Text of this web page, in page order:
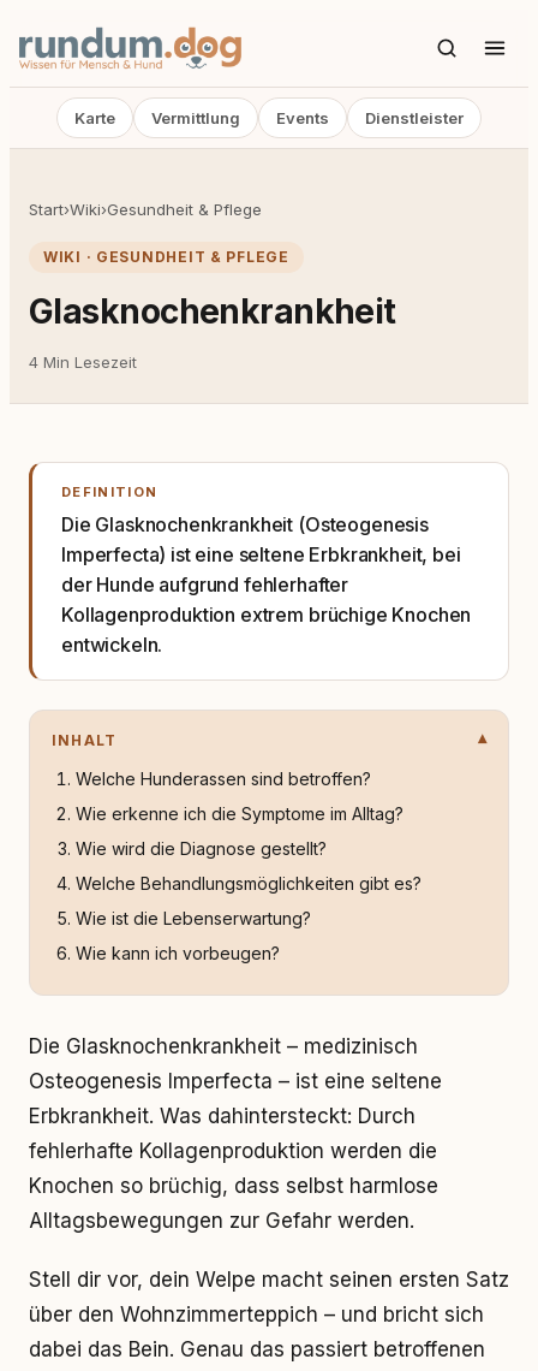
Karte Vermittlung Events Dienstleister
Start›Wiki›Gesundheit & Pflege
WIKI · GESUNDHEIT & PFLEGE
Glasknochenkrankheit
4 Min Lesezeit
DEFINITION
Die Glasknochenkrankheit (Osteogenesis
Imperfecta) ist eine seltene Erbkrankheit, bei
der Hunde aufgrund fehlerhafter
Kollagenproduktion extrem brüchige Knochen
entwickeln.
INHALT
Welche Hunderassen sind betroffen?
Wie erkenne ich die Symptome im Alltag?
Wie wird die Diagnose gestellt?
Welche Behandlungsmöglichkeiten gibt es?
Wie ist die Lebenserwartung?
Wie kann ich vorbeugen?
Die Glasknochenkrankheit – medizinisch
Osteogenesis Imperfecta – ist eine seltene
Erbkrankheit. Was dahintersteckt: Durch
fehlerhafte Kollagenproduktion werden die
Knochen so brüchig, dass selbst harmlose
Alltagsbewegungen zur Gefahr werden.
Stell dir vor, dein Welpe macht seinen ersten Satz
über den Wohnzimmerteppich – und bricht sich
dabei das Bein. Genau das passiert betroffenen